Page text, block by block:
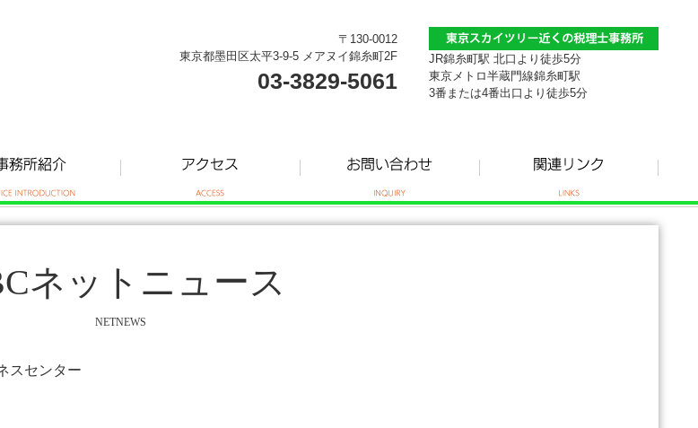
〒130-0012
東京都墨田区太平3-9-5 メアヌイ錦糸町2F
03-3829-5061
JR錦糸町駅 北口より徒歩5分
東京メトロ半蔵門線錦糸町駅
3番または4番出口より徒歩5分
ネットニュース
NETNEWS
スセンター